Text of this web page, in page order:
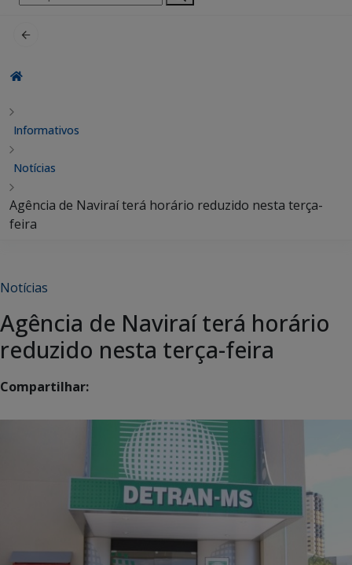
por:
Informativos
Notícias
Agência de Naviraí terá horário reduzido nesta terça-
feira
Notícias
Agência de Naviraí terá horário
reduzido nesta terça-feira
Compartilhar: